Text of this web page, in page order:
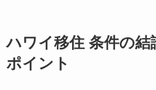
ハワイ移住 条件の
ポイント